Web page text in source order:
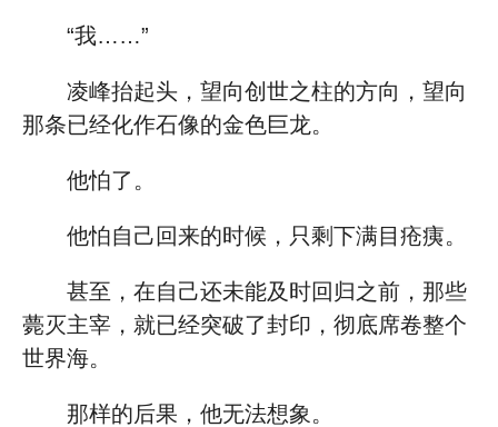
“我……”
凌峰抬起头，望向创世之柱的方向，望向
那条已经化作石像的金色巨龙。
他怕了。
他怕自己回来的时候，只剩下满目疮痍。
甚至，在自己还未能及时回归之前，那些
薨灭主宰，就已经突破了封印，彻底席卷整个
世界海。
那样的后果，他无法想象。